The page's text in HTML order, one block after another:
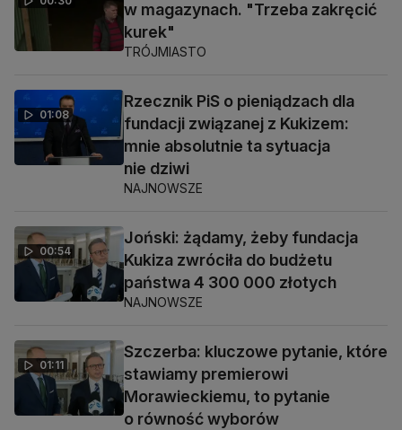
w magazynach. "Trzeba zakręcić
kurek"
TRÓJMIASTO
01:08
Rzecznik PiS o pieniądzach dla
fundacji związanej z Kukizem:
mnie absolutnie ta sytuacja
nie dziwi
NAJNOWSZE
00:54
Joński: żądamy, żeby fundacja
Kukiza zwróciła do budżetu
państwa 4 300 000 złotych
NAJNOWSZE
01:11
Szczerba: kluczowe pytanie, które
stawiamy premierowi
Morawieckiemu, to pytanie
o równość wyborów